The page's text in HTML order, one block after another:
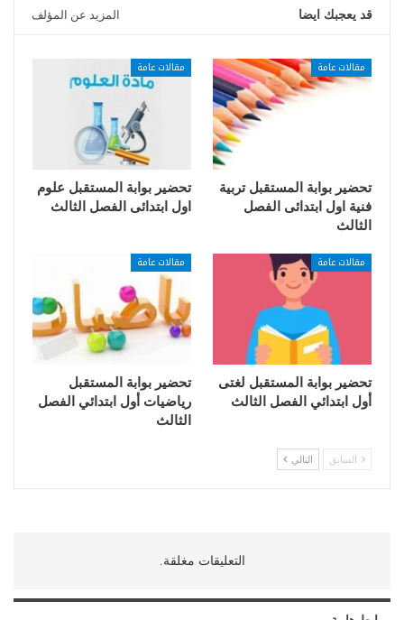
قد يعجبك ايضا المزيد عن المؤلف
مقالات عامة
تحضير بوابة المستقبل تربية
فنية اول ابتدائى الفصل
الثالث
مقالات عامة
تحضير بوابة المستقبل علوم
اول ابتدائى الفصل الثالث
مقالات عامة
تحضير بوابة المستقبل لغتى
أول ابتدائي الفصل الثالث
مقالات عامة
تحضير بوابة المستقبل
رياضيات أول ابتدائي الفصل
الثالث
السابق التالي
التعليقات مغلقة.